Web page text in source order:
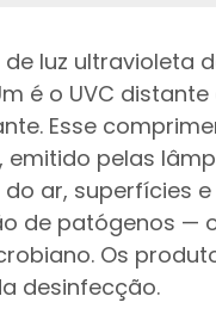
luz ultravioleta
é o UVC
Esse
emitido pelas
ar, superfícies
de patógenos —
Os
desinfecção.